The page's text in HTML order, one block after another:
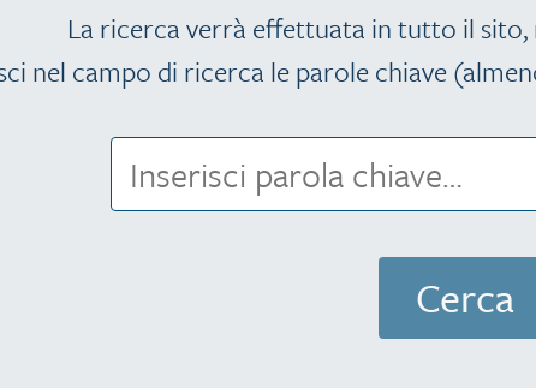
La ricerca verrà effettuata in tutto il
nel campo di ricerca le parole chiave